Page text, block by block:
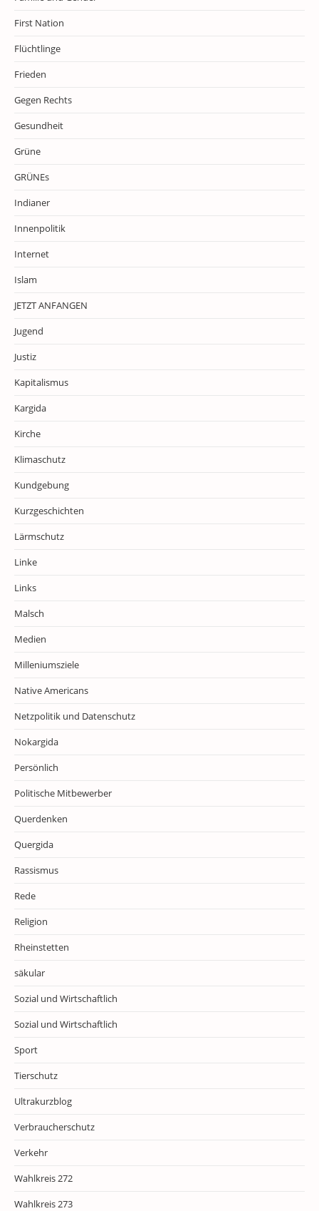
First Nation
Flüchtlinge
Frieden
Gegen Rechts
Gesundheit
Grüne
GRÜNEs
Indianer
Innenpolitik
Internet
Islam
JETZT ANFANGEN
Jugend
Justiz
Kapitalismus
Kargida
Kirche
Klimaschutz
Kundgebung
Kurzgeschichten
Lärmschutz
Linke
Links
Malsch
Medien
Milleniumsziele
Native Americans
Netzpolitik und Datenschutz
Nokargida
Persönlich
Politische Mitbewerber
Querdenken
Quergida
Rassismus
Rede
Religion
Rheinstetten
säkular
Sozial und Wirtschaftlich
Sozial und Wirtschaftlich
Sport
Tierschutz
Ultrakurzblog
Verbraucherschutz
Verkehr
Wahlkreis 272
Wahlkreis 273